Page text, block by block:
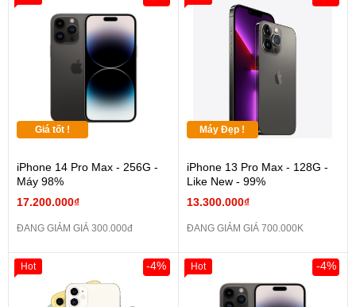
Giá tốt !
iPhone 14 Pro Max - 256G -
Máy 98%
17.200.000₫
ĐANG GIẢM GIÁ 300.000đ
Máy Đẹp !
iPhone 13 Pro Max - 128G -
Like New - 99%
13.300.000₫
ĐANG GIẢM GIÁ 700.000K
-4%
Hot -4%
Hot